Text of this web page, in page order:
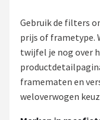
Shimano
Cortina
Alle merken →
Gebruik de filters
prijs of frametype.
twijfel je nog over
framematen en
weloverwogen